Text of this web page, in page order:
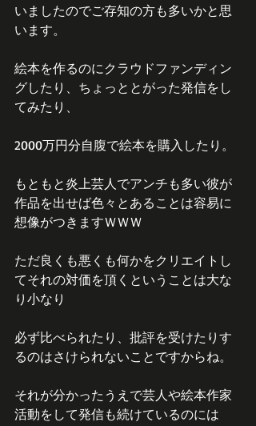
いましたのでご存知の方も多いかと思
います。
絵本を作るのにクラウドファンディン
グしたり、ちょっととがった発信をし
てみたり、
2000万円分自腹で絵本を購入したり。
もともと炎上芸人でアンチも多い彼が
作品を出せば色々とあることは容易に
想像がつきますＷＷＷ
ただ良くも悪くも何かをクリエイトし
てそれの対価を頂くということは大な
り小なり
必ず比べられたり、批評を受けたりす
るのはさけられないことですからね。
それが分かったうえで芸人や絵本作家
活動をして発信も続けているのには